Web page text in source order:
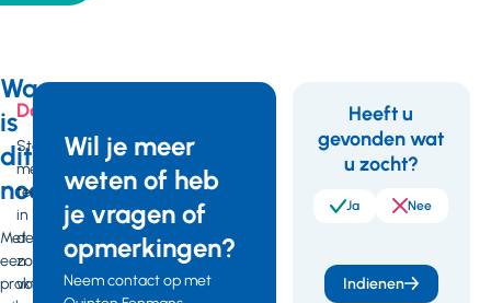
Waarom
is
dit
nodig?
Met
een
praktijkproject
Download
Stageopdrachten
met
technologie
in
de
zorg,
voor
Wil je meer
weten of heb
je vragen of
opmerkingen?
Neem contact op met
Feedback
Heeft u
gevonden wat
u zocht?
Ja Nee
Indienen